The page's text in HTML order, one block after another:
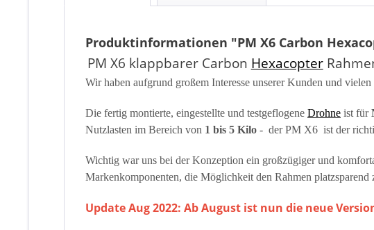
Produktinformationen "PM X6 Carbon
PM X6 klappbarer Carbon Hexacopter
Wir haben aufgrund großem Interesse unserer Kunden und
Die fertig montierte, eingestellte und testgeflogene Drohne ist für
Nutzlasten im Bereich von 1 bis 5 Kilo - der PM X6 ist der
Wichtig war uns bei der Konzeption ein großzügiger und
Markenkomponenten, die Möglichkeit den Rahmen
Update Aug 2022: Ab August ist nun die neue